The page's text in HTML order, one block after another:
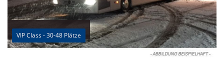
VIP Class - 30-48 Plätze